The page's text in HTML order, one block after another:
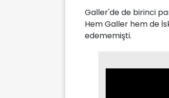
Galler'de de birinci
Hem Galler hem de
edememişti.